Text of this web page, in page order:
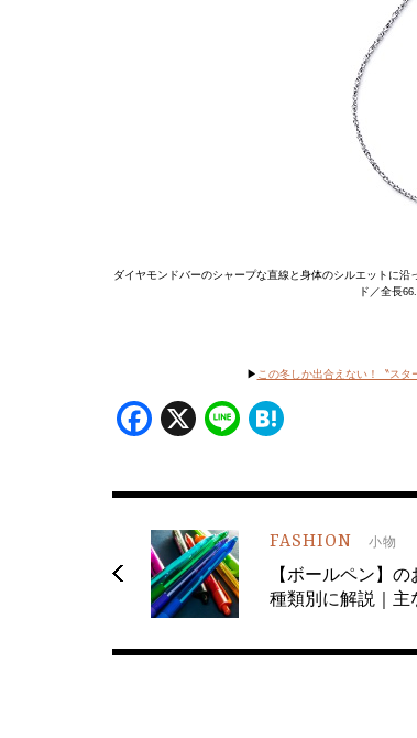
ダイヤモンドバーのシャープな直線と身体のシルエットに
ド／全長
▶ この冬しか出合えない！〝スタ
Facebook
X Line
FASHION 小物
【ボールペン】
種類別に解説｜